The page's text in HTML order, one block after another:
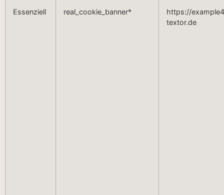
Essenziell real_cookie_banner*
https://
textor.de